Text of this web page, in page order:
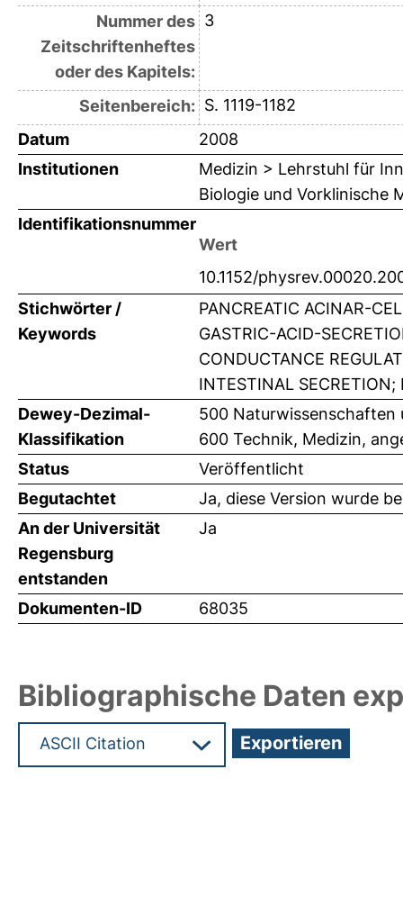
Nummer des
Zeitschriftenheftes
oder des Kapitels:
3
Seitenbereich: S. 1119-1182
Datum
2008
Institutionen
Medizin > Lehrstuhl für
Biologie und Vorklinische
Identifikationsnummer
Wert
10.1152/
Stichwörter /
Keywords
PANCREATIC ACINAR-
GASTRIC-ACID-
CONDUCTANCE
INTESTINAL
Dewey-Dezimal-
Klassifikation
500 Naturwissenschaften
600 Technik, Medizin,
Status
Veröffentlicht
Begutachtet
Ja, diese Version wurde
An der Universität
Regensburg
entstanden
Ja
Dokumenten-ID 68035
Bibliographische Daten